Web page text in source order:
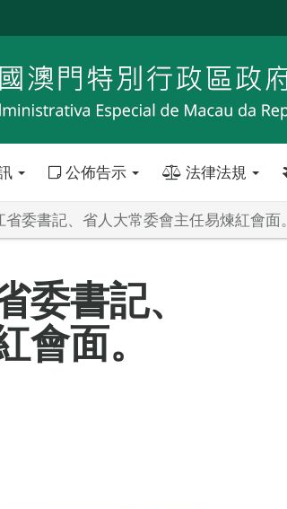
公佈告示 法律法規
委書記、省人大常委會主任易煉紅會面。
書記、
面。